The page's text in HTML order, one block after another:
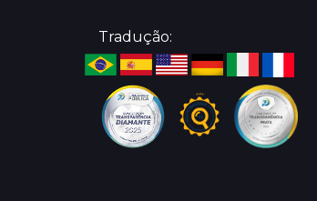
Tradução: